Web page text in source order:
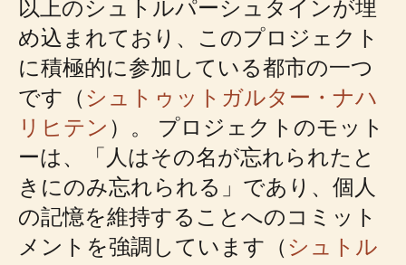
以上のシュトルパーシュタインが埋
め込まれており、このプロジェクト
に積極的に参加している都市の一つ
です（シュトゥットガルター・ナハ
リヒテン）。 プロジェクトのモット
ーは、「人はその名が忘れられたと
きにのみ忘れられる」であり、個人
の記憶を維持することへのコミット
メントを強調しています（シュトル